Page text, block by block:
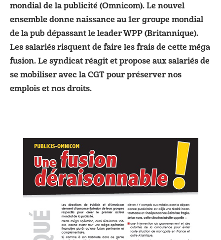
mondial de la publicité (Omnicom). Le nouvel
ensemble donne naissance au 1er groupe mondial
de la pub dépassant le leader WPP (Britannique).
Les salariés risquent de faire les frais de cette méga
fusion. Le syndicat réagit et propose aux salariés de
se mobiliser avec la CGT pour préserver nos
emplois et nos droits.